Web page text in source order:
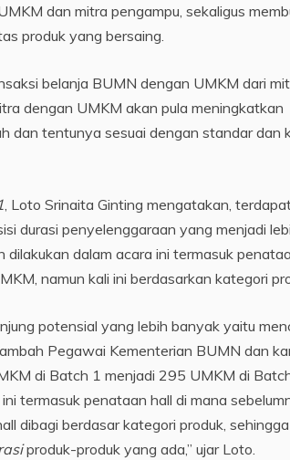
dan mitra pengampu, sekaligus
produk yang bersaing.
belanja BUMN dengan UMKM dari
dengan UMKM akan pula meningkatkan
dan tentunya sesuai dengan standar dan
, Loto Srinaita Ginting mengatakan,
durasi penyelenggaraan yang menjadi
dalam acara ini termasuk
namun kali ini berdasarkan kategori
potensial yang lebih banyak yaitu
Pegawai Kementerian BUMN dan
di Batch 1 menjadi 295 UMKM di
termasuk penataan hall di mana
dibagi berdasar kategori produk,
produk-produk yang ada,” ujar Loto.